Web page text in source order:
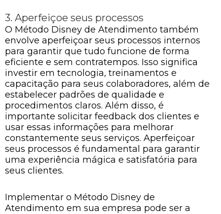
3. Aperfeiçoe seus processos
O Método Disney de Atendimento também
envolve aperfeiçoar seus processos internos
para garantir que tudo funcione de forma
eficiente e sem contratempos. Isso significa
investir em tecnologia, treinamentos e
capacitação para seus colaboradores, além de
estabelecer padrões de qualidade e
procedimentos claros. Além disso, é
importante solicitar feedback dos clientes e
usar essas informações para melhorar
constantemente seus serviços. Aperfeiçoar
seus processos é fundamental para garantir
uma experiência mágica e satisfatória para
seus clientes.
Implementar o Método Disney de
Atendimento em sua empresa pode ser a